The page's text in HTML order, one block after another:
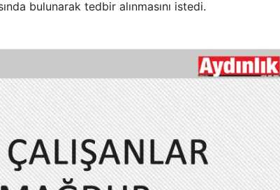
bulunarak tedbir alınmasını istedi.